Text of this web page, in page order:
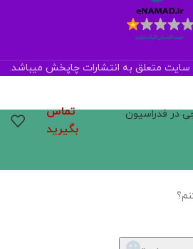
متعلق به انتشارات چاپخش میباشد.
در فدراسیون
تماس
بگیرید